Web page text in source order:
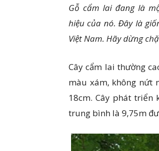
Gỗ cẩm lai đang là
hiệu của nó. Đây là
Việt Nam. Hãy dừng
Cây cẩm lai thường
màu xám, không nứt
18cm. Cây phát triển
trung bình là 9,75m